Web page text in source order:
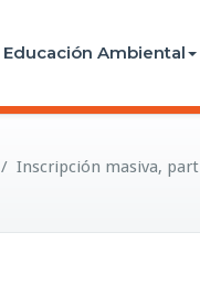
Ambiental
Inscripción masiva,